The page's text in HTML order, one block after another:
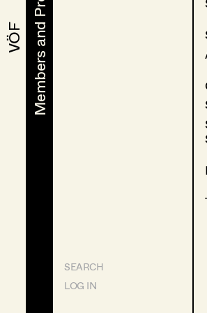
VÖF
VÖF Members and Projects
Members and Projects
SEARCH
LOG IN